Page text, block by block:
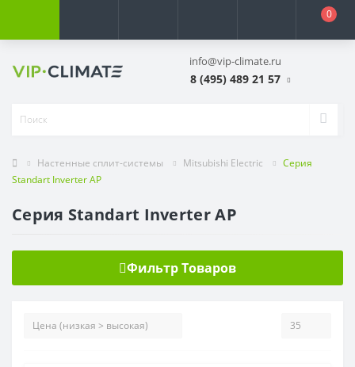
0
info@vip-climate.ru
8 (495) 489 21 57
Настенные сплит-системы Mitsubishi Electric
Серия
Standart Inverter AP
Серия Standart Inverter AP
Фильтр Товаров